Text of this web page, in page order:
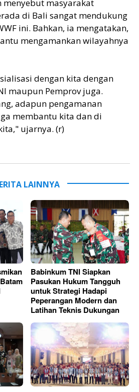
menyebut masyarakat
di Bali sangat mendukung
ini. Bahkan, ia mengatakan,
mengamankan wilayahnya
dengan kita dengan
maupun Pemprov juga.
adapun pengamanan
membantu kita dan di
ujarnya. (r)
LAINNYA
Babinkum TNI Siapkan
Pasukan Hukum Tangguh
untuk Strategi Hadapi
Peperangan Modern dan
Latihan Teknis Dukungan